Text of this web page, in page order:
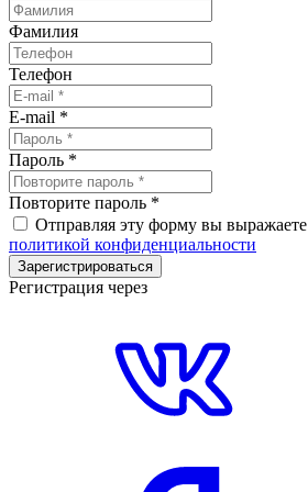
Фамилия
Телефон
E-mail *
Пароль *
Повторите пароль *
Отправляя эту форму вы выражаете
политикой конфиденциальности
Зарегистрироваться
Регистрация через